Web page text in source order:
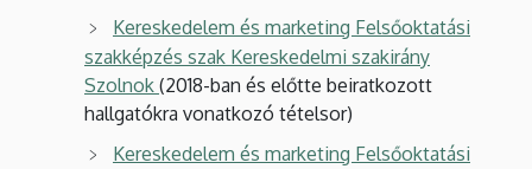
Kereskedelem és marketing Felsőoktatási
szakképzés szak Kereskedelmi szakirány
Szolnok (2018-ban és előtte beiratkozott
hallgatókra vonatkozó tételsor)
Kereskedelem és marketing Felsőoktatási